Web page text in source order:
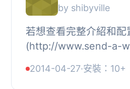
by shibyville
若想查看完整介紹和
(http://www.send-a-
文章的WOW反應轉移...
2014-04-27·安裝：10+